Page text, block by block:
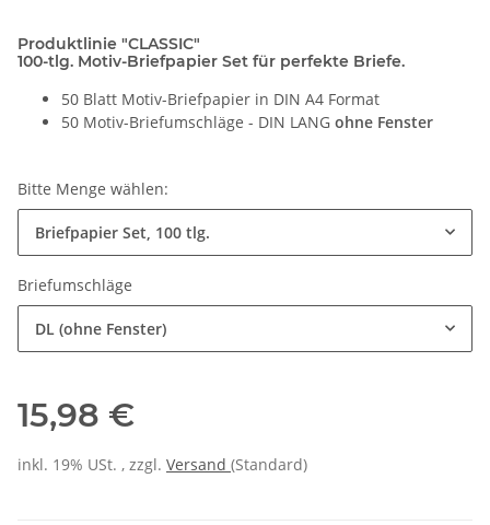
Produktlinie "CLASSIC"
100-tlg. Motiv-Briefpapier Set für perfekte Briefe.
50 Blatt Motiv-Briefpapier in DIN A4 Format
50 Motiv-Briefumschläge - DIN LANG ohne Fenster
Bitte Menge wählen:
Briefpapier Set, 100 tlg.
Briefumschläge
DL (ohne Fenster)
15,98 €
inkl. 19% USt. , zzgl. Versand (Standard)